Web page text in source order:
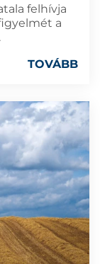
felhívja
a
TOVÁBB